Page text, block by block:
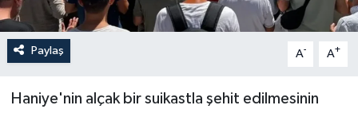
Paylaş A- A+
Haniye'nin alçak bir suikastla şehit edilmesinin